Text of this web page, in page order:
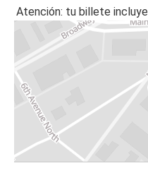
Atención: tu billete